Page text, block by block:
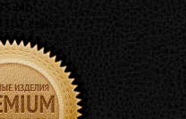
Mb
сек.